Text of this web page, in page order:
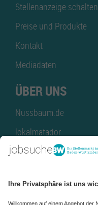
Stellenanzeige schalten
Preise und Produkte
Kontakt
Mediadaten
ÜBER UNS
Nussbaum.de
lokalmatador
kaufinBW
NussbaumID